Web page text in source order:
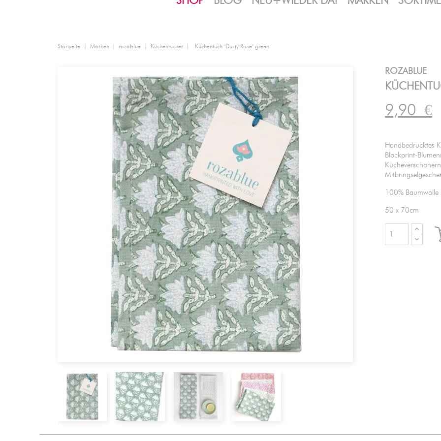
Startseite Marken rozablue Küchentücher Küchentuch "Dusty Rose" green
ROZABLUE
9,90€
Handbedrucktes
Blockprint-
100% Baumwolle
50 x 70cm